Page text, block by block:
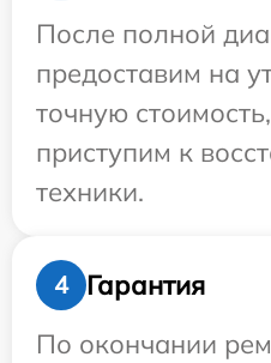
После полной
предоставим на
точную
приступим к
техники.
4
Гарантия
По окончании